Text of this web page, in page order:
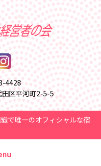
4428
区平河町2-5-5
で唯一のオフィシャルな宿